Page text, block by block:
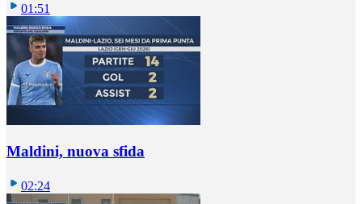
01:51
Maldini, nuova sfida
02:24